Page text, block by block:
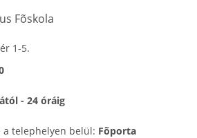
Fõskola
1-5.
- 24 óráig
a telephelyen belül: Fõporta